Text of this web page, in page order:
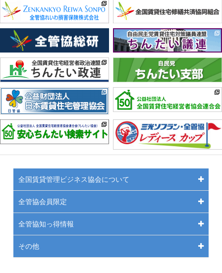
全国賃貸管理ビジネス協会について
全管協会員限定
全管協知っ得情報
その他